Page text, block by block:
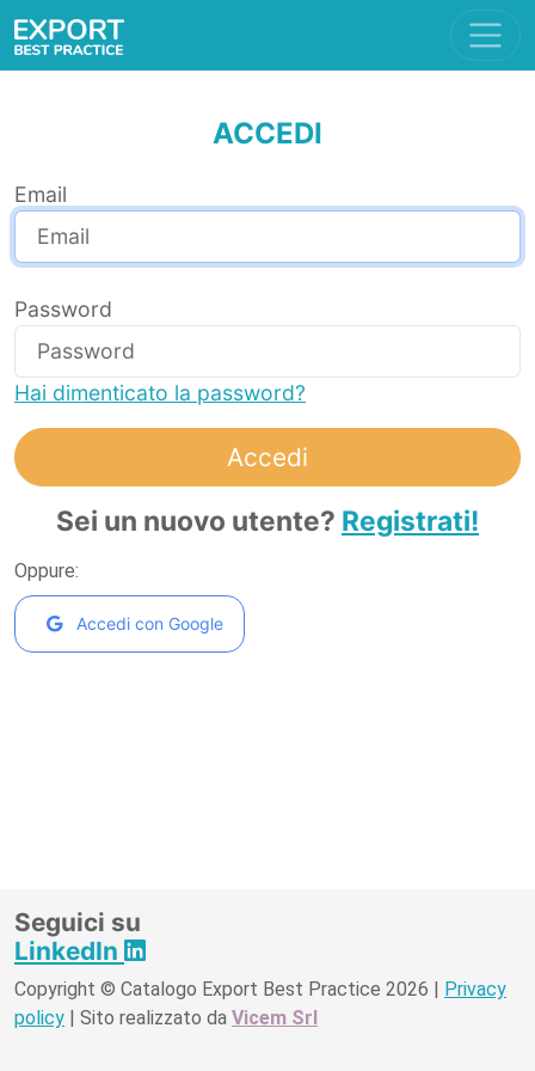
ACCEDI
Email
Password
Hai dimenticato la password?
Accedi
Sei un nuovo utente? Registrati!
Oppure:
Accedi con Google
Seguici su
LinkedIn
Copyright © Catalogo Export Best Practice 2026 | Privacy
policy | Sito realizzato da Vicem Srl